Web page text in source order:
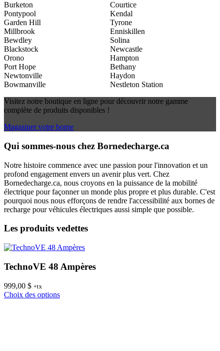
Burketon
Courtice
Pontypool
Kendal
Garden Hill
Tyrone
Millbrook
Enniskillen
Bewdley
Solina
Blackstock
Newcastle
Orono
Hampton
Port Hope
Bethany
Newtonville
Haydon
Bowmanville
Nestleton Station
Visitez notre boutique en ligne pour découvrir notre gamme
complète de produits disponibles !
Magasiner votre borne
Qui sommes-nous chez Bornedecharge.ca
Notre histoire commence avec une passion pour l'innovation et un
profond engagement envers un avenir plus vert. Chez
Bornedecharge.ca, nous croyons en la puissance de la mobilité
électrique pour façonner un monde plus propre et plus durable. C'est
pourquoi nous nous efforçons de rendre l'accessibilité aux bornes de
recharge pour véhicules électriques aussi simple que possible.
Les produits vedettes
TechnoVE 48 Ampères
999,00 $ +tx
Choix des optionsCe